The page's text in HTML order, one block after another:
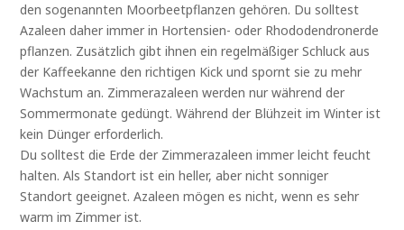
den sogenannten Moorbeetpflanzen gehören. Du solltest
Azaleen daher immer in Hortensien- oder Rhododendronerde
pflanzen. Zusätzlich gibt ihnen ein regelmäßiger Schluck aus
der Kaffeekanne den richtigen Kick und spornt sie zu mehr
Wachstum an. Zimmerazaleen werden nur während der
Sommermonate gedüngt. Während der Blühzeit im Winter ist
kein Dünger erforderlich.
Du solltest die Erde der Zimmerazaleen immer leicht feucht
halten. Als Standort ist ein heller, aber nicht sonniger
Standort geeignet. Azaleen mögen es nicht, wenn es sehr
warm im Zimmer ist.